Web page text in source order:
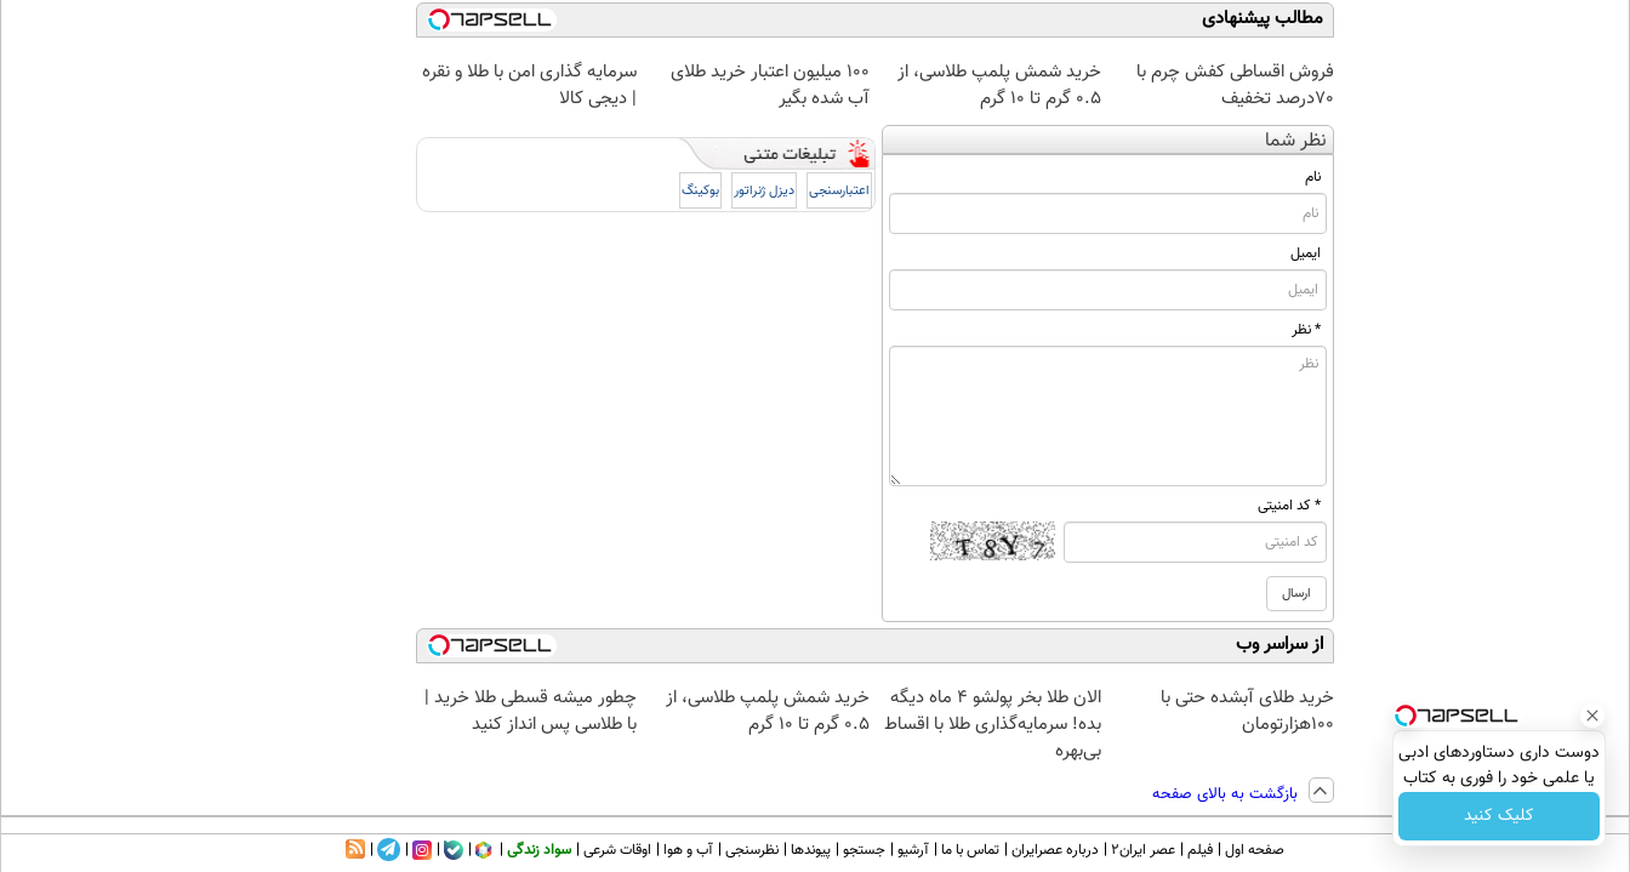
مطالب پیشنهادی
فروش اقساطی کفش چرم با
70درصد تخفیف
خرید شمش پلمپ طلاسی، از
۰.۵ گرم تا ۱۰ گرم
100 میلیون اعتبار خرید طلای
آب شده بگیر
سرمایه گذاری امن با طلا و نقره
| دیجی کالا
نظر شما
نام
ایمیل
* نظر
* کد امنیتی
اعتبارسنجی دیزل ژنراتور بوکینگ
از سراسر وب
خرید طلای آبشده حتی با
۱۰۰هزارتومان
الان طلا بخر پولشو 4 ماه دیگه
بده! سرمایه‌گذاری طلا با اقساط
بی‌بهره
خرید شمش پلمپ طلاسی، از
۰.۵ گرم تا ۱۰ گرم
چطور میشه قسطی طلا خرید |
با طلاسی پس انداز کنید
بازگشت به بالای صفحه
دوست داری دستاوردهای ادبی
یا علمی خود را فوری به کتاب
تبدیل کنی؟
کلیک کنید
صفحه اول فیلم عصر ایران۲ درباره عصرایران تماس با ما آرشیو جستجو پیوندها نظرسنجی آب و هوا اوقات شرعی سواد زندگی